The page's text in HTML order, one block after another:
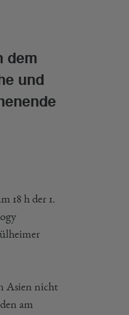
dem
und
18 h der 1.
Asien nicht
am